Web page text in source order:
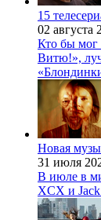
15
02 августа
Кто бы мог
Витю!»,
Новая
31 июля
В июле в
XCX и